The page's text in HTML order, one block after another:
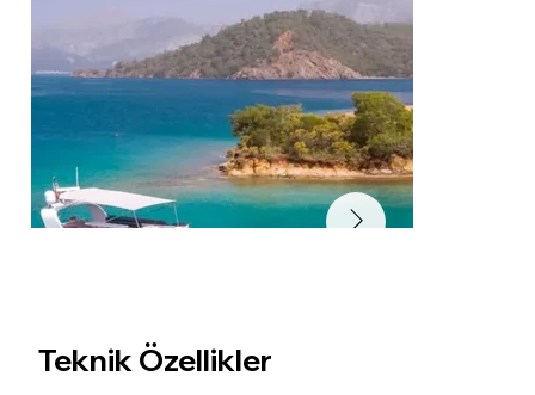
Teknik Özellikler